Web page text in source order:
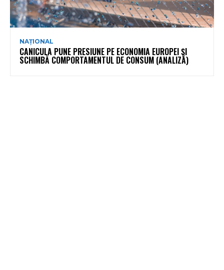
NAȚIONAL
CANICULA PUNE PRESIUNE PE ECONOMIA EUROPEI ȘI
SCHIMBĂ COMPORTAMENTUL DE CONSUM (ANALIZĂ)